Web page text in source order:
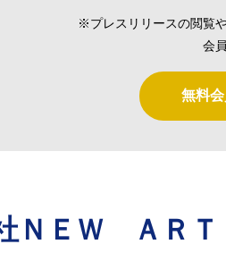
※プレスリリースの閲覧
会
無料
ＮＥＷ ＡＲ